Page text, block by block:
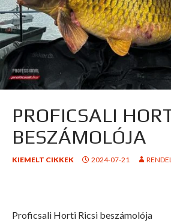
PROFICSALI
BESZÁMOLÓJA
KIEMELT CIKKEK 2024-07-21
Proficsali Horti Ricsi beszámolója